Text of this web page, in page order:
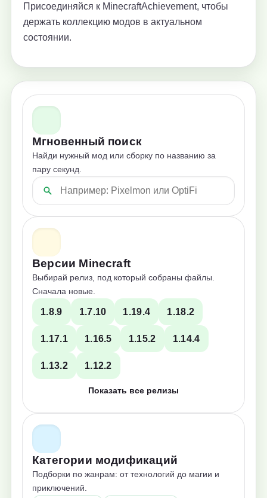
Присоединяйся к MinecraftAchievement, чтобы
держать коллекцию модов в актуальном
состоянии.
Мгновенный поиск
Найди нужный мод или сборку по названию за
пару секунд.
Версии Minecraft
Выбирай релиз, под который собраны файлы.
Сначала новые.
1.8.9 1.7.10 1.19.4 1.18.2
1.17.1 1.16.5 1.15.2 1.14.4
1.13.2 1.12.2
Показать все релизы
Категории модификаций
Подборки по жанрам: от технологий до магии и
приключений.